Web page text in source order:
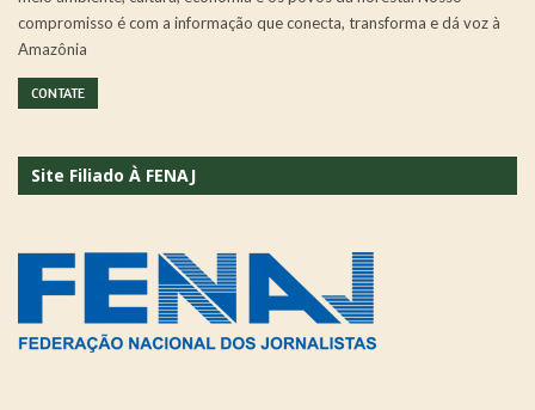
compromisso é com a informação que conecta, transforma e dá voz à
Amazônia
CONTATE
Site Filiado À FENAJ